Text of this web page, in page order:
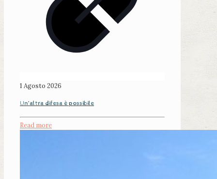
1 Agosto 2026
Un’altra difesa è possibile
Read more